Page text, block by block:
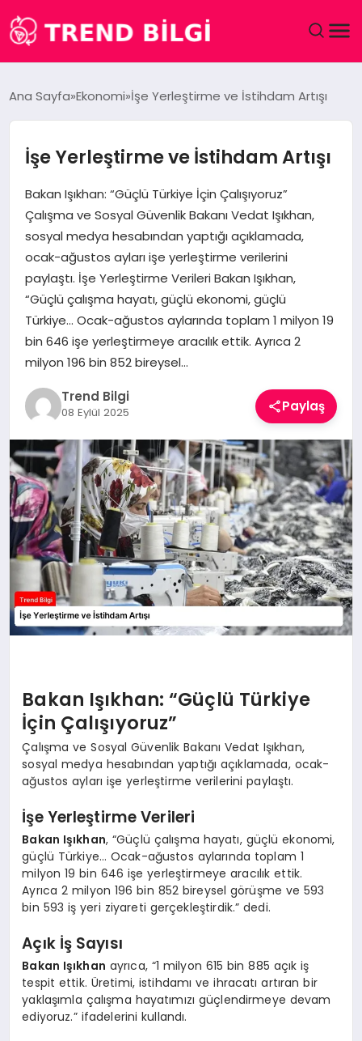
DÜNYA
EĞITIM
EKONOMI
MAGAZIN
SAĞLIK
SPOR
YAŞAM
Ana Sayfa Ekonomi İşe Yerleştirme ve İstihdam Artışı
İşe Yerleştirme ve İstihdam Artışı
Bakan Işıkhan: “Güçlü Türkiye İçin Çalışıyoruz”
Çalışma ve Sosyal Güvenlik Bakanı Vedat Işıkhan,
sosyal medya hesabından yaptığı açıklamada,
ocak-ağustos ayları işe yerleştirme verilerini
paylaştı. İşe Yerleştirme Verileri Bakan Işıkhan,
“Güçlü çalışma hayatı, güçlü ekonomi, güçlü
Türkiye… Ocak-ağustos aylarında toplam 1 milyon 19
bin 646 işe yerleştirmeye aracılık ettik. Ayrıca 2
milyon 196 bin 852 bireysel…
Trend Bilgi
08 Eylül 2025 Paylaş
Bakan Işıkhan: “Güçlü Türkiye
İçin Çalışıyoruz”
Çalışma ve Sosyal Güvenlik Bakanı Vedat Işıkhan,
sosyal medya hesabından yaptığı açıklamada, ocak-
ağustos ayları işe yerleştirme verilerini paylaştı.
İşe Yerleştirme Verileri
Bakan Işıkhan, “Güçlü çalışma hayatı, güçlü ekonomi,
güçlü Türkiye… Ocak-ağustos aylarında toplam 1
milyon 19 bin 646 işe yerleştirmeye aracılık ettik.
Ayrıca 2 milyon 196 bin 852 bireysel görüşme ve 593
bin 593 iş yeri ziyareti gerçekleştirdik.” dedi.
Açık İş Sayısı
Bakan Işıkhan ayrıca, “1 milyon 615 bin 885 açık iş
tespit ettik. Üretimi, istihdamı ve ihracatı artıran bir
yaklaşımla çalışma hayatımızı güçlendirmeye devam
ediyoruz.” ifadelerini kullandı.